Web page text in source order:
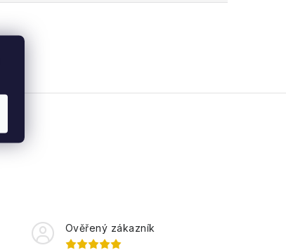
Ověřený zákazník